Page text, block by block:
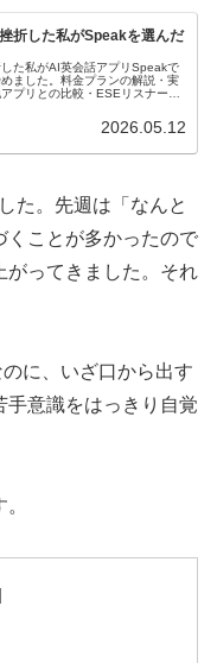
折した私がSpeakを選んだ
た私がAI英会話アプリSpeakで
ました。料金プランの解説・実
プリとの比較・ESEリスナーと
2026.05.12
た。先週は「なんと
くことが多かったので
がってきました。それ
に、いざ口から出す
手意識をはっきり自覚